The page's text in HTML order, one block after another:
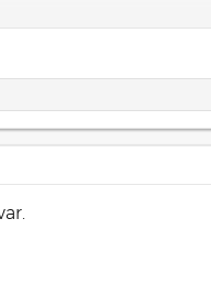
en la imagen. La
día, los programas ya
usas muchísimos